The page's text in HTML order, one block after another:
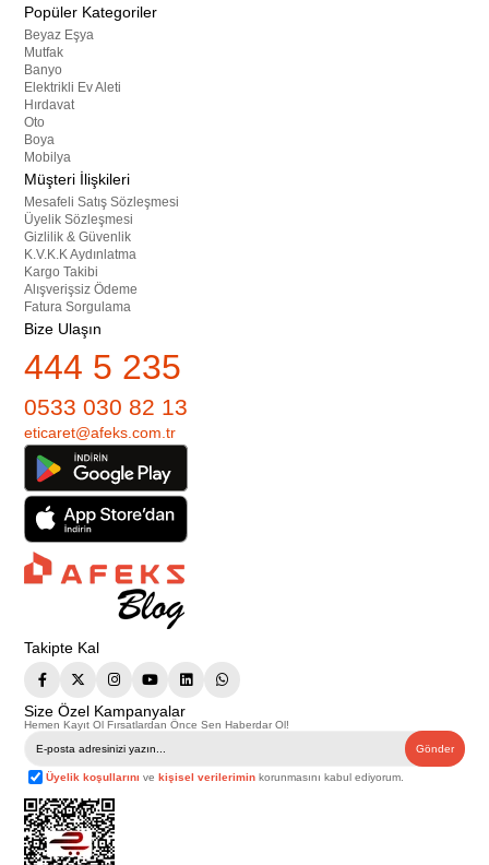
Popüler Kategoriler
Beyaz Eşya
Mutfak
Banyo
Elektrikli Ev Aleti
Hırdavat
Oto
Boya
Mobilya
Müşteri İlişkileri
Mesafeli Satış Sözleşmesi
Üyelik Sözleşmesi
Gizlilik & Güvenlik
K.V.K.K Aydınlatma
Kargo Takibi
Alışverişsiz Ödeme
Fatura Sorgulama
Bize Ulaşın
444 5 235
0533 030 82 13
eticaret@afeks.com.tr
Takipte Kal
Size Özel Kampanyalar
Hemen Kayıt Ol Fırsatlardan Önce Sen Haberdar Ol!
Gönder
Üyelik koşullarını vekişisel verilerimin korunmasını kabul ediyorum.